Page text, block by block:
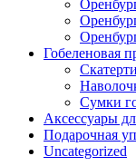
Гобеленовая
Сумки
Аксессуары
Подарочная
Uncategorized